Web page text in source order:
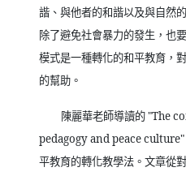
諧、與他者的和諧以及與自然
除了避免社會暴力的發生，也
模式是一種轉化的和平教育，
的幫助。
陳麗華老師導讀的"The
pedagogy and peace culture"
平教育的轉化教學法。文章從